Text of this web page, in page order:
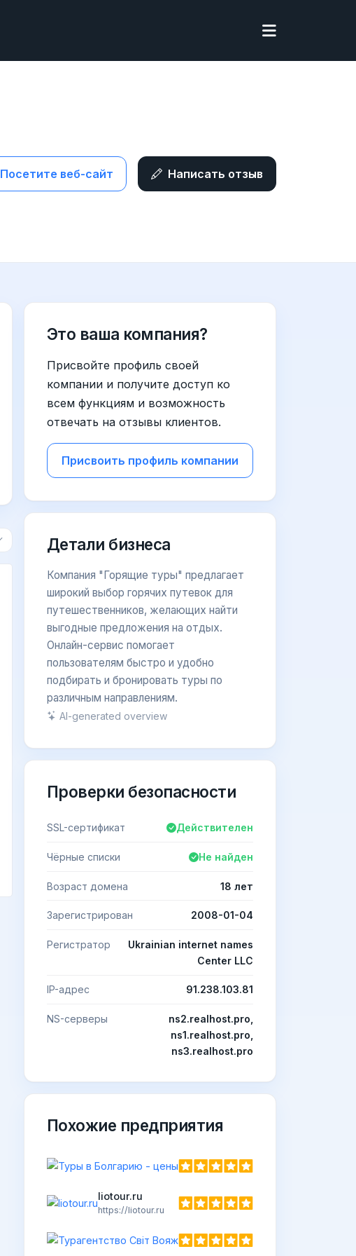
Посетите веб-сайт Написать отзыв
Это ваша компания?
Присвойте профиль своей
компании и получите доступ ко
всем функциям и возможность
отвечать на отзывы клиентов.
Присвоить профиль компании
Детали бизнеса
Компания "Горящие туры" предлагает
широкий выбор горячих путевок для
путешественников, желающих найти
выгодные предложения на отдых.
Онлайн-сервис помогает
пользователям быстро и удобно
подбирать и бронировать туры по
различным направлениям.
AI-generated overview
Проверки безопасности
SSL-сертификат Действителен
Чёрные списки Не найден
Возраст домена 18 лет
Зарегистрирован 2008-01-04
Регистратор
Ukrainian internet names
Center LLC
IP-адрес 91.238.103.81
NS-серверы
ns2.realhost.pro,
ns1.realhost.pro,
ns3.realhost.pro
Похожие предприятия
liotour.ru
https://liotour.ru